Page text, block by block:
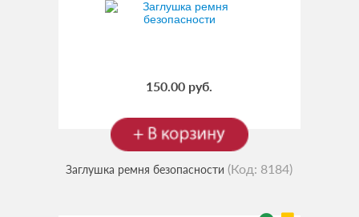
150.00 руб.
Заглушка ремня безопасности (Код: 8184)